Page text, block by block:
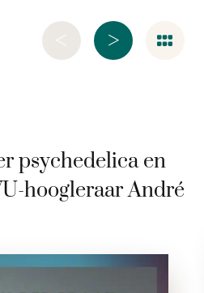
>
<
psychedelica en
hoogleraar André